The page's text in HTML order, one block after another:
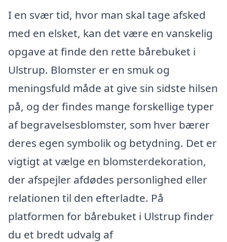
I en svær tid, hvor man skal tage afsked
med en elsket, kan det være en vanskelig
opgave at finde den rette bårebuket i
Ulstrup. Blomster er en smuk og
meningsfuld måde at give sin sidste hilsen
på, og der findes mange forskellige typer
af begravelsesblomster, som hver bærer
deres egen symbolik og betydning. Det er
vigtigt at vælge en blomsterdekoration,
der afspejler afdødes personlighed eller
relationen til den efterladte. På
platformen for bårebuket i Ulstrup finder
du et bredt udvalg af